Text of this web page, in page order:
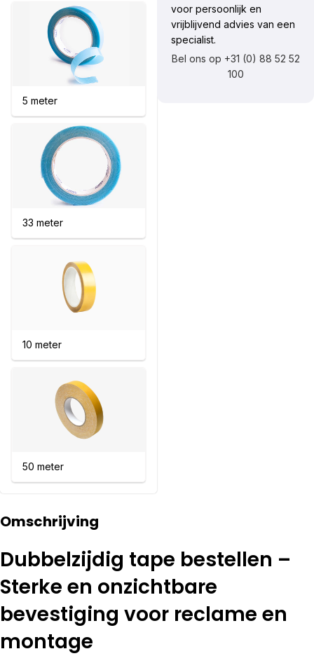
5 meter
33 meter
10 meter
50 meter
voor persoonlijk en
vrijblijvend advies van een
specialist.
Bel ons op +31 (0) 88 52 52
100
Omschrijving
Dubbelzijdig tape bestellen –
Sterke en onzichtbare
bevestiging voor reclame en
montage